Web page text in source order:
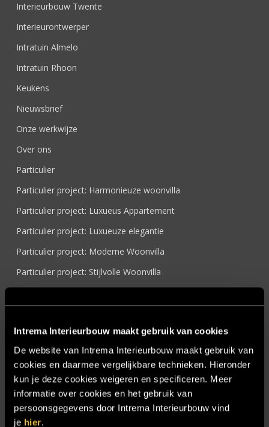
Intrema Interieurbouw maakt gebruik van cookies
De website van Intrema Interieurbouw maakt gebruik van
cookies en daarmee vergelijkbare technieken. Hieronder
kun je deze cookies weigeren en specificeren. Meer
informatie over cookies en het gebruik van
persoonsgegevens door Intrema Interieurbouw vind
je hier.
Interieurbouw Twente
Interieurontwerper
Intratuin Almelo
Intratuin Rhoon
Keukens
Nieuwsbrief
Onze werkwijze
Over ons
Particulier
Particulier project: Harmonieuze woonvilla
Particulier project: Luxueus Appartement
Particulier project: Luxueuze elegantie
Particulier project: Moderne Woonvilla
Particulier project: Stijlvolle Woonvilla
Referenties
Samenwerken
Sensire
Showroom
SIDN